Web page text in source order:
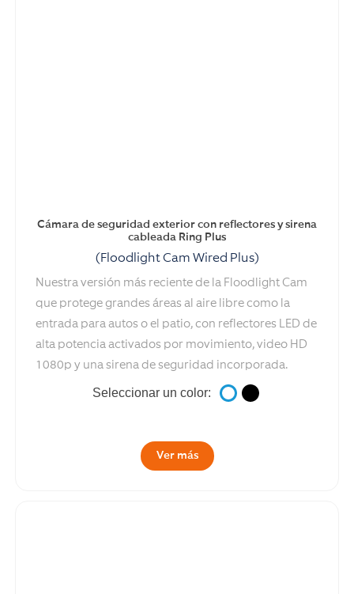
Cámara de seguridad exterior con reflectores y sirena
cableada Ring Plus
(Floodlight Cam Wired Plus)
Nuestra versión más reciente de la Floodlight Cam
que protege grandes áreas al aire libre como la
entrada para autos o el patio, con reflectores LED de
alta potencia activados por movimiento, video HD
1080p y una sirena de seguridad incorporada.
Seleccionar un color:
Ver más